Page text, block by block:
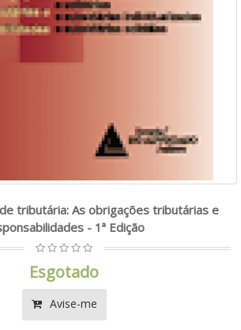
tributária: As obrigações tributárias e
- 1ª Edição
Esgotado
Avise-me